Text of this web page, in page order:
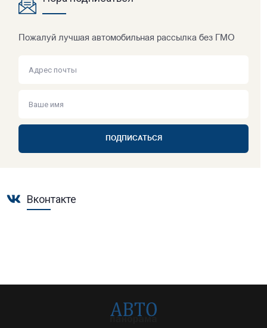
Пожалуй лучшая автомобильная рассылка без ГМО
ПОДПИСАТЬСЯ
Вконтакте